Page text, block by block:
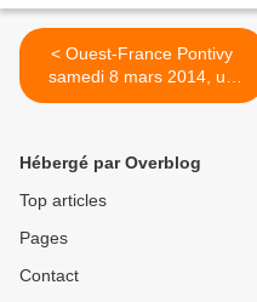
< Ouest-France Pontivy
samedi 8 mars 2014, un
article remarquable !
Hébergé par Overblog
Top articles
Pages
Contact